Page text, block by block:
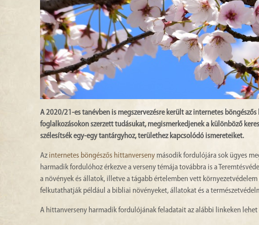
A 2020/21-es tanévben is megszervezésre került az internetes
foglalkozásokon szerzett tudásukat, megismerkedjenek a különböző
szélesítsék egy-egy tantárgyhoz, területhez kapcsolódó ismereteiket.
Az internetes böngészős hittanverseny második fordulójára sok ügyes
harmadik fordulóhoz érkezve a verseny témája továbbra is a
a növények és állatok, illetve a tágabb értelemben vett
felkutathatják például a bibliai növényeket, állatokat és a
A hittanverseny harmadik fordulójának feladatait az alábbi linkeken lehet